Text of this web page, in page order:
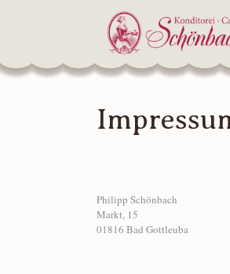
Philipp Schönbach
Markt, 15
01816 Bad Gottleuba